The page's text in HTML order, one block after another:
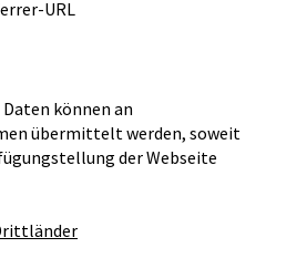
URL
können an
übermittelt werden, soweit
der Webseite